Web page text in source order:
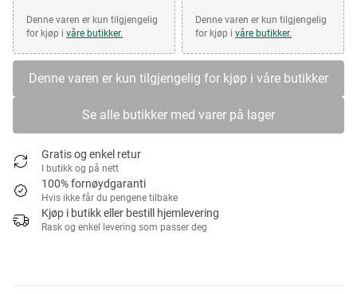
Denne varen er kun tilgjengelig
for kjøp i våre butikker.
Denne varen er kun tilgjengelig
for kjøp i våre butikker.
Denne varen er kun tilgjengelig for kjøp i våre butikker
Se alle butikker med varer på lager
Gratis og enkel retur
I butikk og på nett
100% fornøydgaranti
Hvis ikke får du pengene tilbake
Kjøp i butikk eller bestill hjemlevering
Rask og enkel levering som passer deg